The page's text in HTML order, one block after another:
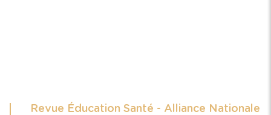
Revue Éducation Santé - Alliance Nationale